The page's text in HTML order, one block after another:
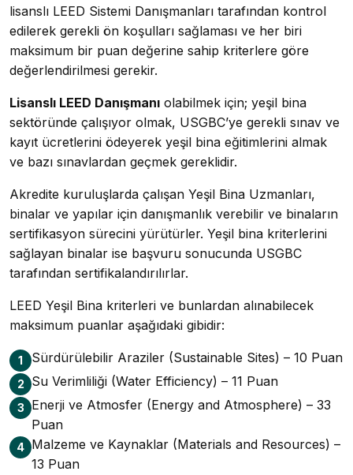
lisanslı LEED Sistemi Danışmanları tarafından kontrol
edilerek gerekli ön koşulları sağlaması ve her biri
maksimum bir puan değerine sahip kriterlere göre
değerlendirilmesi gerekir.
Lisanslı LEED Danışmanı olabilmek için; yeşil bina
sektöründe çalışıyor olmak, USGBC’ye gerekli sınav ve
kayıt ücretlerini ödeyerek yeşil bina eğitimlerini almak
ve bazı sınavlardan geçmek gereklidir.
Akredite kuruluşlarda çalışan Yeşil Bina Uzmanları,
binalar ve yapılar için danışmanlık verebilir ve binaların
sertifikasyon sürecini yürütürler. Yeşil bina kriterlerini
sağlayan binalar ise başvuru sonucunda USGBC
tarafından sertifikalandırılırlar.
LEED Yeşil Bina kriterleri ve bunlardan alınabilecek
maksimum puanlar aşağıdaki gibidir:
1 Sürdürülebilir Araziler (Sustainable Sites) – 10 Puan
2 Su Verimliliği (Water Efficiency) – 11 Puan
3
Enerji ve Atmosfer (Energy and Atmosphere) – 33
Puan
4 Malzeme ve Kaynaklar (Materials and Resources) –
13 Puan